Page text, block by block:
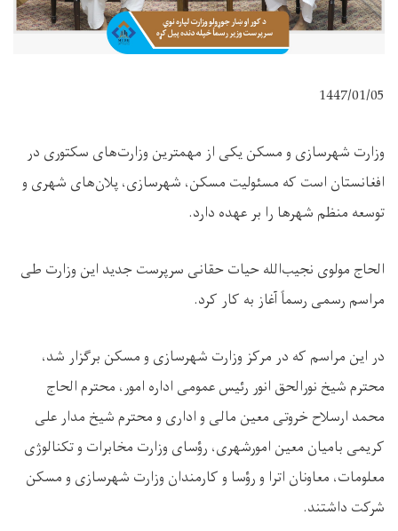
1447/01/05
وزارت شهرسازی و مسکن یکی از مهمترین وزارت‌های سکتوری در
افغانستان است که مسئولیت مسکن، شهرسازی، پلان‌های شهری و
توسعه منظم شهرها را بر عهده دارد.
الحاج مولوی نجیب‌الله حیات حقانی سرپرست جدید این وزارت طی
مراسم رسمی رسماً آغاز به کار کرد.
در این مراسم که در مرکز وزارت شهرسازی و مسکن برگزار شد،
محترم شیخ نورالحق انور رئیس عمومی اداره امور، محترم الحاج
محمد ارسلاح خروتی معین مالی و اداری و محترم شیخ مدار علی
کریمی بامیان معین امورشهری، رؤسای وزارت مخابرات و تکنالوژی
معلومات، معاونان اترا و رؤسا و کارمندان وزارت شهرسازی و مسکن
شرکت داشتند.